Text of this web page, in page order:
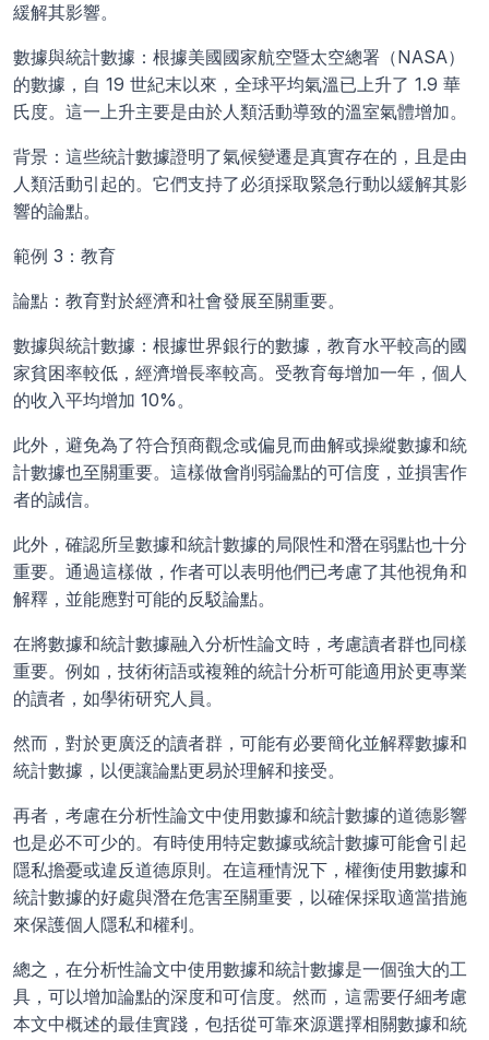
緩解其影響。
數據與統計數據：根據美國國家航空暨太空總署（NASA）
的數據，自 19 世紀末以來，全球平均氣溫已上升了 1.9 華
氏度。這一上升主要是由於人類活動導致的溫室氣體增加。
背景：這些統計數據證明了氣候變遷是真實存在的，且是由
人類活動引起的。它們支持了必須採取緊急行動以緩解其影
響的論點。
範例 3：教育
論點：教育對於經濟和社會發展至關重要。
數據與統計數據：根據世界銀行的數據，教育水平較高的國
家貧困率較低，經濟增長率較高。受教育每增加一年，個人
的收入平均增加 10%。
此外，避免為了符合預商觀念或偏見而曲解或操縱數據和統
計數據也至關重要。這樣做會削弱論點的可信度，並損害作
者的誠信。
此外，確認所呈數據和統計數據的局限性和潛在弱點也十分
重要。通過這樣做，作者可以表明他們已考慮了其他視角和
解釋，並能應對可能的反駁論點。
在將數據和統計數據融入分析性論文時，考慮讀者群也同樣
重要。例如，技術術語或複雜的統計分析可能適用於更專業
的讀者，如學術研究人員。
然而，對於更廣泛的讀者群，可能有必要簡化並解釋數據和
統計數據，以便讓論點更易於理解和接受。
再者，考慮在分析性論文中使用數據和統計數據的道德影響
也是必不可少的。有時使用特定數據或統計數據可能會引起
隱私擔憂或違反道德原則。在這種情況下，權衡使用數據和
統計數據的好處與潛在危害至關重要，以確保採取適當措施
來保護個人隱私和權利。
總之，在分析性論文中使用數據和統計數據是一個強大的工
具，可以增加論點的深度和可信度。然而，這需要仔細考慮
本文中概述的最佳實踐，包括從可靠來源選擇相關數據和統